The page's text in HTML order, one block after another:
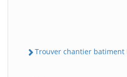
Trouver chantier batiment